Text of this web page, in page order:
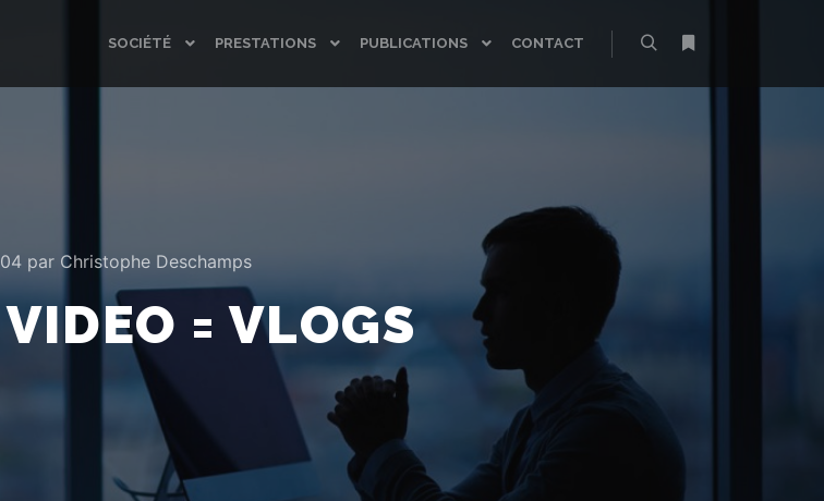
SOCIÉTÉ PRESTATIONS PUBLICATIONS
CONTACT
par Christophe Deschamps
= VLOGS